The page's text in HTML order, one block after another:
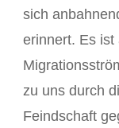
sich
erinnert. Es ist
zu uns durch
Feindschaft